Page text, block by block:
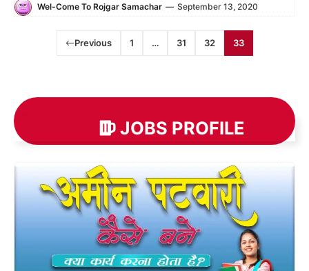
Wel-Come To Rojgar Samachar — September 13, 2020
Previous 1 … 31 32 33
JOBS PROFILE